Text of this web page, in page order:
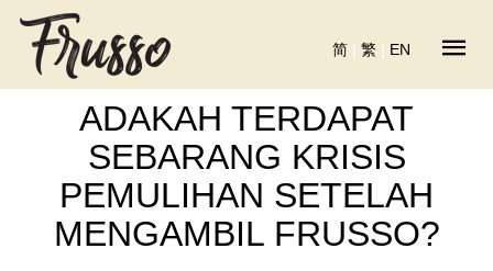
简 | 繁 | EN
ADAKAH TERDAPAT
SEBARANG KRISIS
PEMULIHAN SETELAH
MENGAMBIL FRUSSO?